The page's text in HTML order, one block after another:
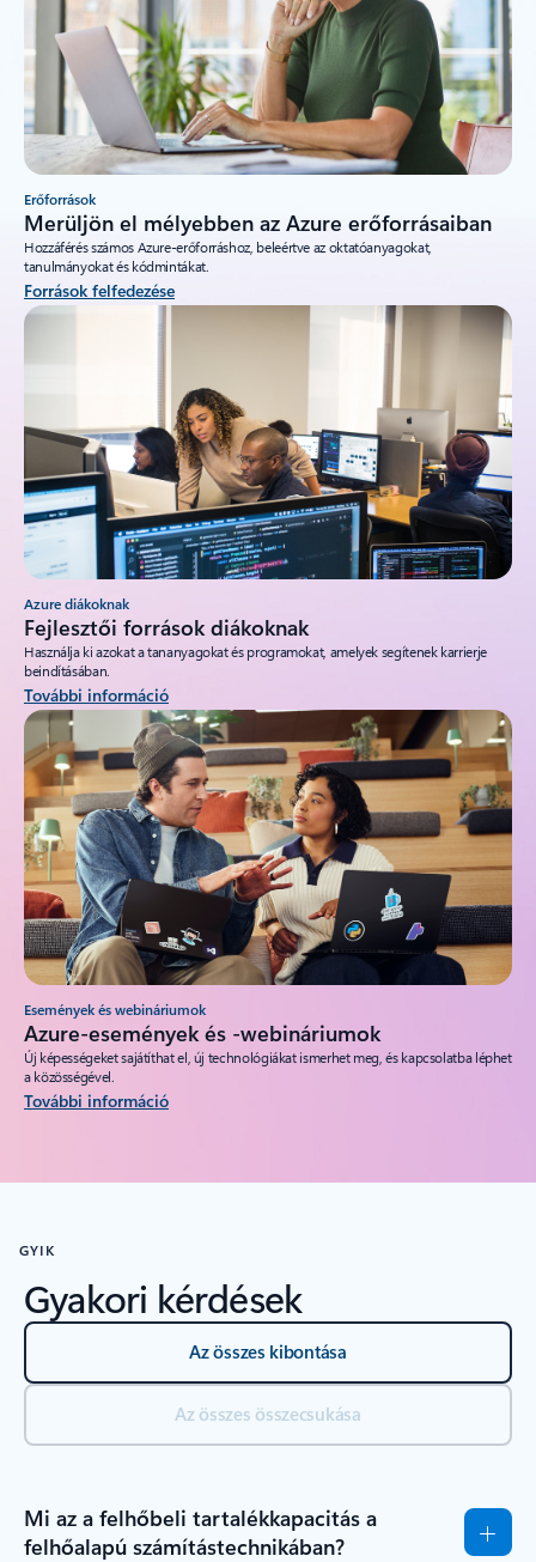
Erőforrások
Merüljön el mélyebben az Azure erőforrásaiban
Hozzáférés számos Azure-erőforráshoz, beleértve az oktatóanyagokat,
tanulmányokat és kódmintákat.
Források felfedezése
Azure diákoknak
Fejlesztői források diákoknak
Használja ki azokat a tananyagokat és programokat, amelyek segítenek karrierje
beindításában.
További információ
Események és webináriumok
Azure-események és -webináriumok
Új képességeket sajátíthat el, új technológiákat ismerhet meg, és kapcsolatba léphet
a közösségével.
További információ
GYIK
Gyakori kérdések
Az összes kibontása
Az összes összecsukása
Mi az a felhőbeli tartalékkapacitás a
felhőalapú számítástechnikában?